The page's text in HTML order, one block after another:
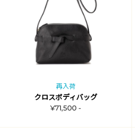
再入荷
クロスボディバッグ
¥71,500 -